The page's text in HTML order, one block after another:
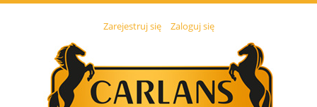
Zarejestruj się Zaloguj się